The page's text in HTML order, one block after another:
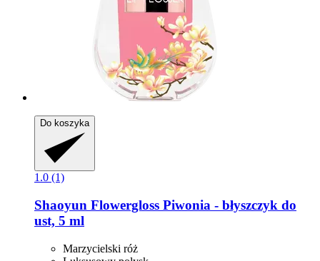
Do koszyka
1.0 (1)
Shaoyun Flowergloss Piwonia -​ błyszczyk do
ust, 5 ml
Marzycielski róż